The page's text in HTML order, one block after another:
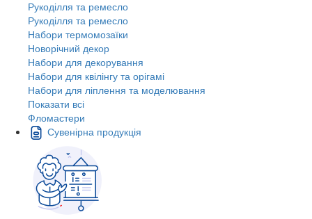
Рукоділля та ремесло
Рукоділля та ремесло
Набори термомозаїки
Новорічний декор
Набори для декорування
Набори для квілінгу та орігамі
Набори для ліплення та моделювання
Показати всі
Фломастери
Сувенірна продукція